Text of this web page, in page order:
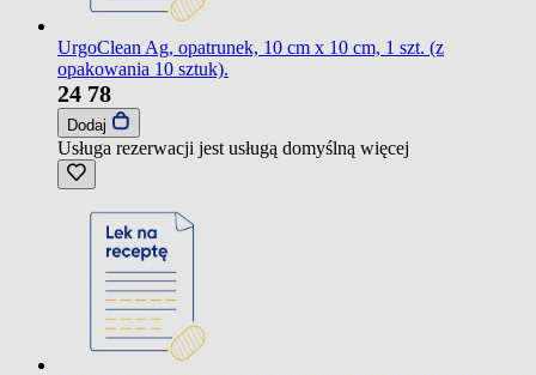
UrgoClean Ag, opatrunek, 10 cm x 10 cm, 1 szt. (z
opakowania 10 sztuk).
24 78
Dodaj
Usługa rezerwacji jest usługą domyślną więcej